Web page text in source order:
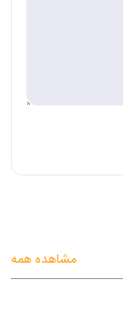
مشاهده همه